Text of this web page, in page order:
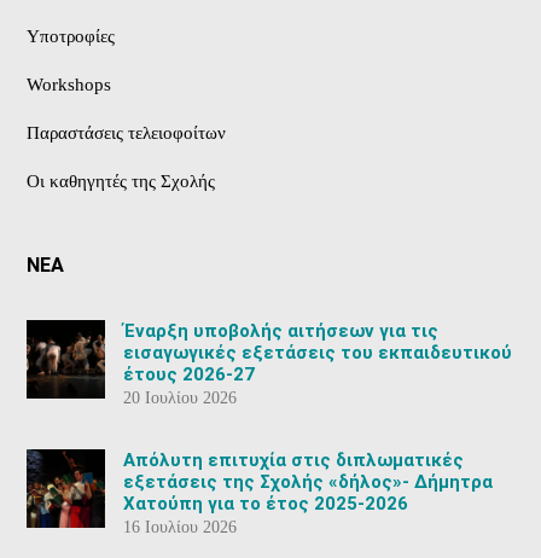
Υποτροφίες
Workshops
Παραστάσεις τελειοφοίτων
Οι καθηγητές της Σχολής
ΝΕΑ
Έναρξη υποβολής αιτήσεων για τις
εισαγωγικές εξετάσεις του εκπαιδευτικού
έτους 2026-27
20 Ιουλίου 2026
Aπόλυτη επιτυχία στις διπλωματικές
εξετάσεις της Σχολής «δήλος»- Δήμητρα
Χατούπη για το έτος 2025-2026
16 Ιουλίου 2026